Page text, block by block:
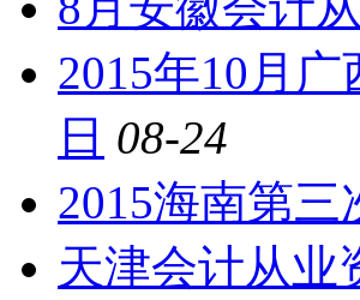
2015年10月
日 08-24
2015海南第
天津会计从业